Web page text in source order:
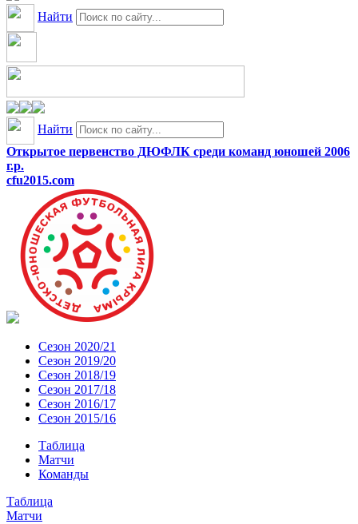
Найти
Найти
Открытое первенство ДЮФЛК среди команд юношей 2006
г.р.
cfu2015.com
Сезон 2020/21
Сезон 2019/20
Сезон 2018/19
Сезон 2017/18
Сезон 2016/17
Сезон 2015/16
Таблица
Матчи
Команды
Таблица
Матчи